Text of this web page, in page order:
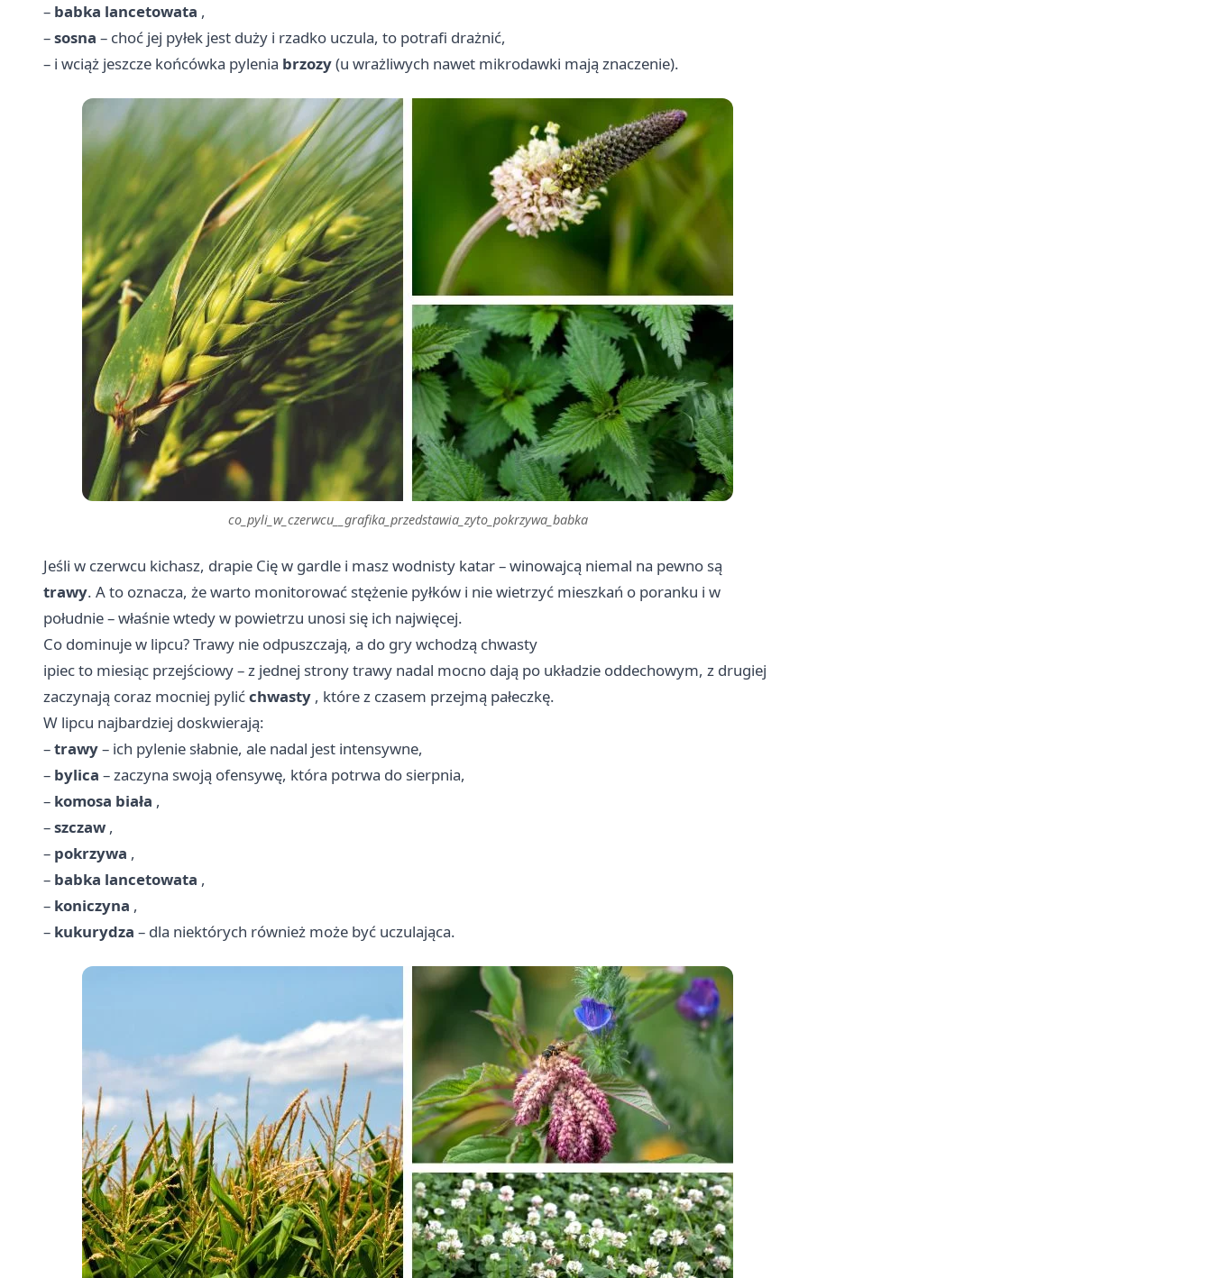
– babka lancetowata ,
–sosna – choć jej pyłek jest duży i rzadko uczula, to potrafi drażnić,
– i wciąż jeszcze końcówka pylenia brzozy(u wrażliwych nawet mikrodawki mają znaczenie).
co_pyli_w_czerwcu__grafika_przedstawia_zyto_pokrzywa_babka
Jeśli w czerwcu kichasz, drapie Cię w gardle i masz wodnisty katar – winowajcą niemal na pewno są
trawy. A to oznacza, że warto monitorować stężenie pyłków i nie wietrzyć mieszkań o poranku i w
południe – właśnie wtedy w powietrzu unosi się ich najwięcej.
Co dominuje w lipcu? Trawy nie odpuszczają, a do gry wchodzą chwasty
ipiec to miesiąc przejściowy – z jednej strony trawy nadal mocno dają po układzie oddechowym, z drugiej
zaczynają coraz mocniej pylićchwasty , które z czasem przejmą pałeczkę.
W lipcu najbardziej doskwierają:
–trawy– ich pylenie słabnie, ale nadal jest intensywne,
– bylica – zaczyna swoją ofensywę, która potrwa do sierpnia,
– komosa biała ,
–szczaw ,
– pokrzywa ,
– babka lancetowata ,
– koniczyna ,
– kukurydza – dla niektórych również może być uczulająca.